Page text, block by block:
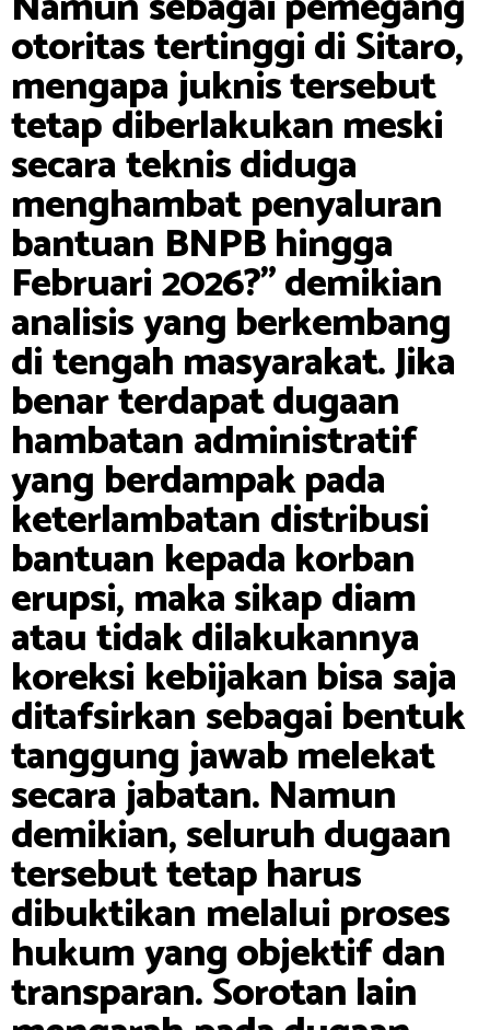
otoritas tertinggi di Sitaro,
mengapa juknis tersebut
tetap diberlakukan meski
secara teknis diduga
menghambat penyaluran
bantuan BNPB hingga
Februari 2026?” demikian
analisis yang berkembang
di tengah masyarakat. Jika
benar terdapat dugaan
hambatan administratif
yang berdampak pada
keterlambatan distribusi
bantuan kepada korban
erupsi, maka sikap diam
atau tidak dilakukannya
koreksi kebijakan bisa saja
ditafsirkan sebagai bentuk
tanggung jawab melekat
secara jabatan. Namun
demikian, seluruh dugaan
tersebut tetap harus
dibuktikan melalui proses
hukum yang objektif dan
transparan. Sorotan lain